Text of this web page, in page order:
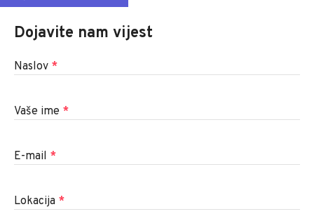
Dojavite nam vijest
Naslov *
Vaše ime *
E-mail *
Lokacija *